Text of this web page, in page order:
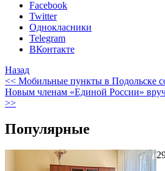
Facebook
Twitter
Однокласники
Telegram
ВКонтакте
Назад
<< Мобильные пункты в Подольске
Новым членам «Единой России»
>>
Популярные